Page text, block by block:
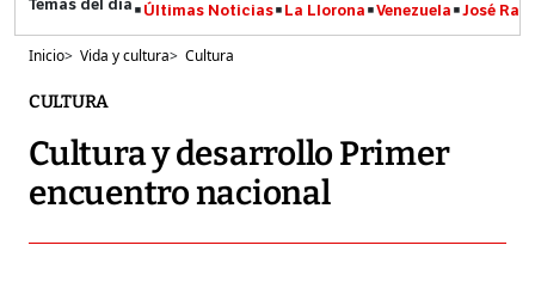
Últimas Noticias La Llorona Venezuela José
Inicio> Vida y cultura> Cultura
CULTURA
Cultura y desarrollo Primer
encuentro nacional